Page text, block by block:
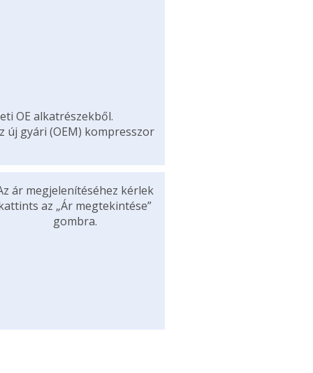
OE alkatrészekből.
új gyári (OEM) kompresszor
ár megjelenítéséhez kérlek
az „Ár megtekintése”
gombra.